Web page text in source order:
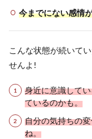
今までにない感情
こんな状態が続いて
せんよ!
身近に意識して
ているのかも。
自分の気持ちの
ね。